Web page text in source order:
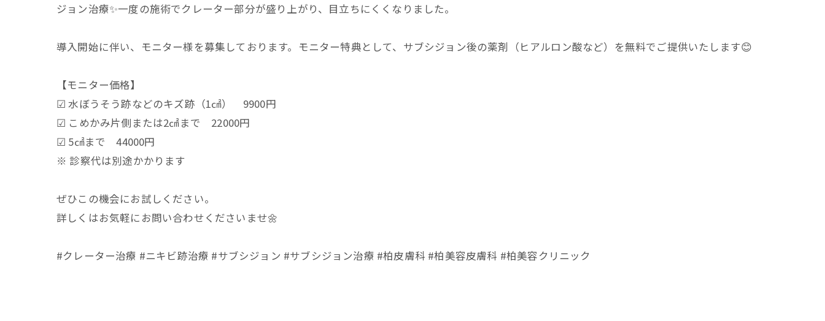
ジョン治療✨一度の施術でクレーター部分が盛り上がり、目立ちにくくなりました。
導入開始に伴い、モニター様を募集しております。モニター特典として、サブシジョン後の薬剤（ヒアルロン酸など）を無料でご提供いたします😊
【モニター価格】
☑︎ 水ぼうそう跡などのキズ跡（1㎠） 9900円
☑︎ こめかみ片側または2㎠まで 22000円
☑︎ 5㎠まで 44000円
※ 診察代は別途かかります
ぜひこの機会にお試しください。
詳しくはお気軽にお問い合わせくださいませ🌼
#クレーター治療 #ニキビ跡治療 #サブシジョン #サブシジョン治療 #柏皮膚科 #柏美容皮膚科 #柏美容クリニック